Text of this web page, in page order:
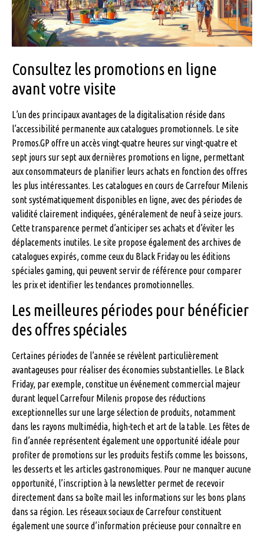
Consultez les promotions en ligne
avant votre visite
L’un des principaux avantages de la digitalisation réside dans
l’accessibilité permanente aux catalogues promotionnels. Le site
Promos.GP offre un accès vingt-quatre heures sur vingt-quatre et
sept jours sur sept aux dernières promotions en ligne, permettant
aux consommateurs de planifier leurs achats en fonction des offres
les plus intéressantes. Les catalogues en cours de Carrefour Milenis
sont systématiquement disponibles en ligne, avec des périodes de
validité clairement indiquées, généralement de neuf à seize jours.
Cette transparence permet d’anticiper ses achats et d’éviter les
déplacements inutiles. Le site propose également des archives de
catalogues expirés, comme ceux du Black Friday ou les éditions
spéciales gaming, qui peuvent servir de référence pour comparer
les prix et identifier les tendances promotionnelles.
Les meilleures périodes pour bénéficier
des offres spéciales
Certaines périodes de l’année se révèlent particulièrement
avantageuses pour réaliser des économies substantielles. Le Black
Friday, par exemple, constitue un événement commercial majeur
durant lequel Carrefour Milenis propose des réductions
exceptionnelles sur une large sélection de produits, notamment
dans les rayons multimédia, high-tech et art de la table. Les fêtes de
fin d’année représentent également une opportunité idéale pour
profiter de promotions sur les produits festifs comme les boissons,
les desserts et les articles gastronomiques. Pour ne manquer aucune
opportunité, l’inscription à la newsletter permet de recevoir
directement dans sa boîte mail les informations sur les bons plans
dans sa région. Les réseaux sociaux de Carrefour constituent
également une source d’information précieuse pour connaître en